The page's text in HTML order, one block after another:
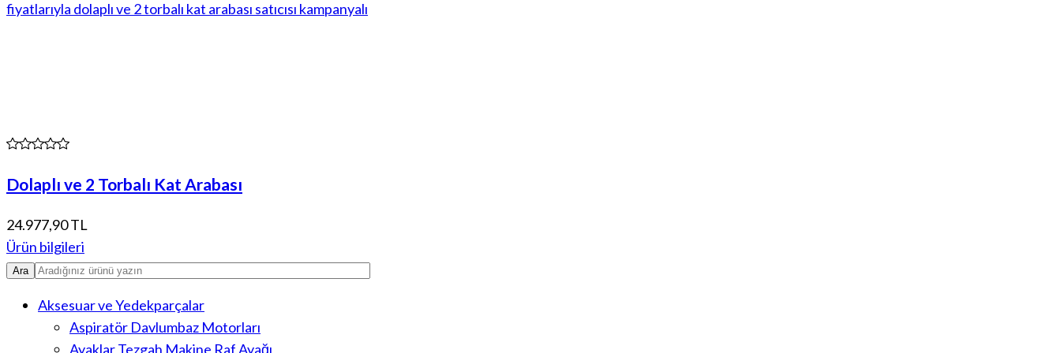
Dolaplı ve 2 Torbalı Kat Arabası
24.977,90 TL
Ürün bilgileri
Aksesuar ve Yedekparçalar
Aspiratör Davlumbaz Motorları
Ayaklar Tezgah Makine Raf Ayağı